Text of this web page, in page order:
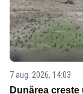
7 aug. 2026, 14:03
Dunărea